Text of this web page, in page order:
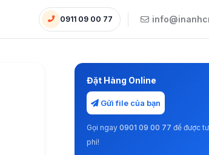
0911 09 00 77
Đặt Hàng Online
Gửi file của bạn
Gọi ngay 0901 09 00 77 để được
phí!